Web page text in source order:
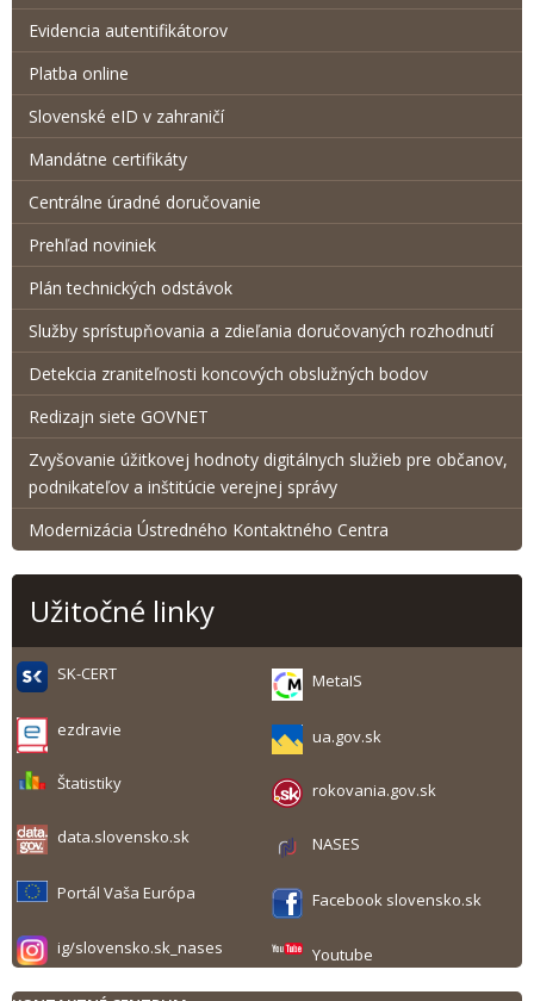
Evidencia autentifikátorov
Platba online
Slovenské eID v zahraničí
Mandátne certifikáty
Centrálne úradné doručovanie
Prehľad noviniek
Plán technických odstávok
Služby sprístupňovania a zdieľania doručovaných rozhodnutí
Detekcia zraniteľnosti koncových obslužných bodov
Redizajn siete GOVNET
Zvyšovanie úžitkovej hodnoty digitálnych služieb pre občanov,
podnikateľov a inštitúcie verejnej správy
Modernizácia Ústredného Kontaktného Centra
Užitočné linky
SK-CERT MetaIS
ezdravie ua.gov.sk
Štatistiky rokovania.gov.sk
data.slovensko.sk NASES
Portál Vaša Európa Facebook slovensko.sk
ig/slovensko.sk_nases Youtube